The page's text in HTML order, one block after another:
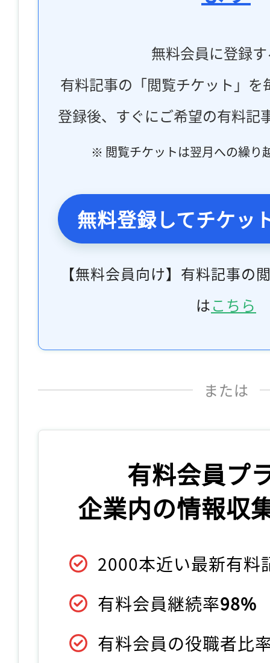
無料会員に登録
有料記事の「閲覧チケット」
登録後、すぐにご希望の有料記
※ 閲覧チケットは翌月への繰り
無料登録してチケッ
【無料会員向け】有料記事の
はこちら
または
有料会員プ
企業内の情報収
2000本近い最新有料
有料会員継続率98%
有料会員の役職者比